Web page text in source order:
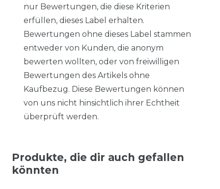
nur Bewertungen, die diese Kriterien
erfüllen, dieses Label erhalten.
Bewertungen ohne dieses Label stammen
entweder von Kunden, die anonym
bewerten wollten, oder von freiwilligen
Bewertungen des Artikels ohne
Kaufbezug. Diese Bewertungen können
von uns nicht hinsichtlich ihrer Echtheit
überprüft werden.
Produkte, die dir auch gefallen
könnten